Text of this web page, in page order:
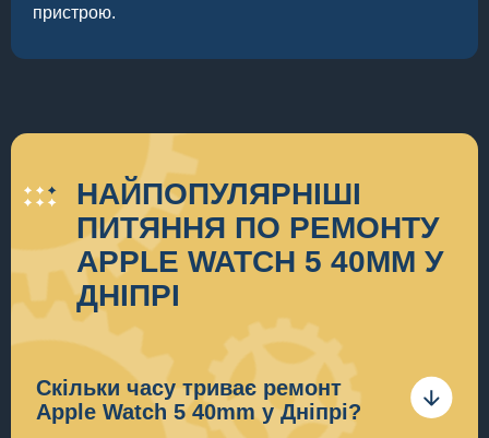
пристрою.
НАЙПОПУЛЯРНІШІ
ПИТЯННЯ ПО РЕМОНТУ
APPLE WATCH 5 40MM У
ДНІПРІ
Скільки часу триває ремонт
Apple Watch 5 40mm у Дніпрі?